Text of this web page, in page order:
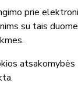
prie
su tais